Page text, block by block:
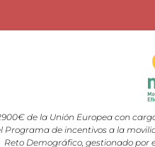
de la Unión Europea con
de incentivos a la
Reto Demográfico, gestionado por